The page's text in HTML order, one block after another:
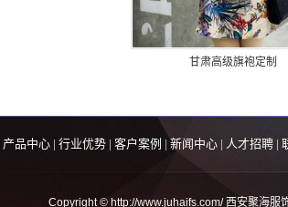
甘肃高级旗袍定制
产品中心 | 行业优势 | 客户案例 | 新闻中心 | 人才招聘 |
Copyright © http://www.juhaifs.com/ 西安聚海服